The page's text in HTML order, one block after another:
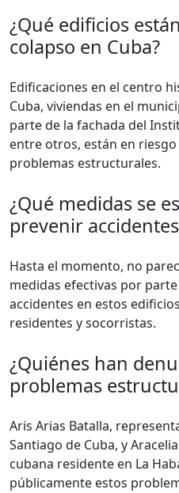
¿Qué edificios
colapso en Cuba?
Edificaciones en el centro
Cuba, viviendas en el
parte de la fachada del
entre otros, están en
problemas estructurales.
¿Qué medidas se
prevenir
Hasta el momento, no
medidas efectivas por
accidentes en estos
residentes y socorristas.
¿Quiénes han
problemas
Aris Arias Batalla,
Santiago de Cuba, y
cubana residente en La
públicamente estos